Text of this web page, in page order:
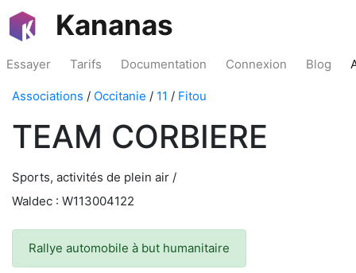
Kananas
Essayer Tarifs Documentation Connexion Blog
Associations / Occitanie / 11 / Fitou
TEAM CORBIERE
Sports, activités de plein air /
Waldec : W113004122
Rallye automobile à but humanitaire